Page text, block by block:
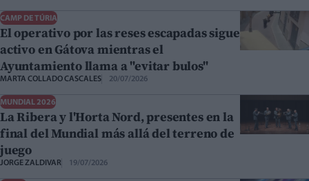
CAMP DE TÚRIA
El operativo por las reses escapadas sigue
activo en Gátova mientras el
Ayuntamiento llama a "evitar bulos"
MARTA COLLADO CASCALES 20/07/2026
MUNDIAL 2026
La Ribera y l'Horta Nord, presentes en la
final del Mundial más allá del terreno de
juego
JORGE ZALDIVAR 19/07/2026